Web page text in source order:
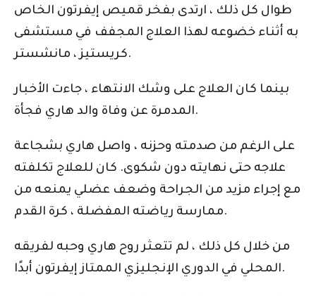
طوال كل ذلك ، ارتدى بفخر قميص إيفرتون الخاص
به أثناء خضوعه لهذا العلاج المجفف في مستشفى
كريستيز ، مانشستر.
بينما كان العلاج على وشك الانتهاء ، جاءت الأخبار
المدمرة عن وفاة والد هاري فجأة.
على الرغم من صدمته وحزنه ، واصل هاري بشجاعة
علاجه حتى نهايته دون شكوى. كان للعلاج تكلفته
مع إجراء مزيد من الجراحة وضعف عضلي يمنعه من
ممارسة رياضته المفضلة ، كرة القدم.
من خلال كل ذلك ، لم تتعثر روح هاري وحبه لفريقه
المحلي في الدوري الإنجليزي الممتاز إيفرتون أبدًا.